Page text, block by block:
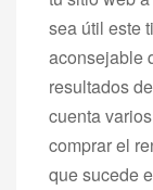
sea útil este
aconsejable
resultados
cuenta
comprar el
que sucede